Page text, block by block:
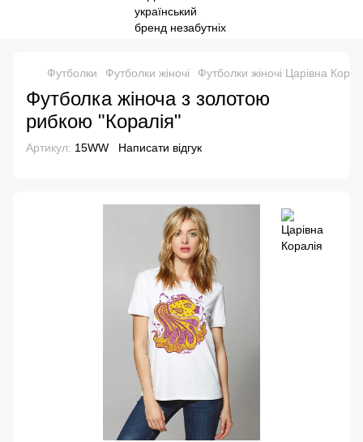
Футболки Футболки жіночі Футболки жіночі Царівна
Футболка жіноча з золотою
рибкою "Коралія"
Артикул: 15WW Написати відгук